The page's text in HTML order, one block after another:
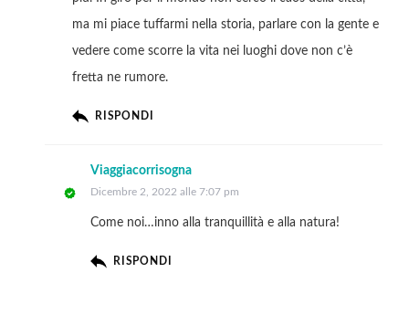
ma mi piace tuffarmi nella storia, parlare con la gente e
vedere come scorre la vita nei luoghi dove non c’è
fretta ne rumore.
RISPONDI
Viaggiacorrisogna
Dicembre 2, 2022 alle 7:07 pm
Come noi…inno alla tranquillità e alla natura!
RISPONDI